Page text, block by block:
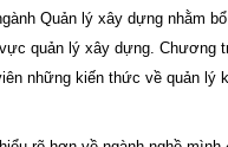
Quản lý xây dựng nhằm
quản lý xây dựng. Chương
những kiến thức về quản lý